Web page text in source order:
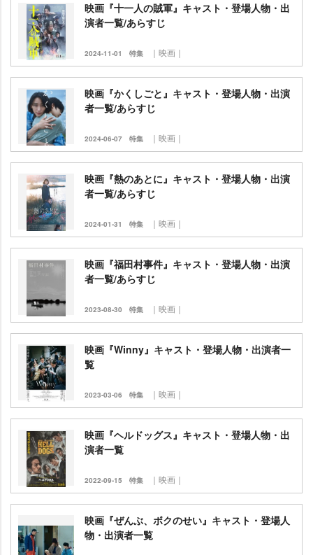
映画『十一人の賊軍』キャスト・登場人物・出
演者一覧/あらすじ
2024-11-01 特集 ｜映画｜
映画『かくしごと』キャスト・登場人物・出演
者一覧/あらすじ
2024-06-07 特集 ｜映画｜
映画『熱のあとに』キャスト・登場人物・出演
者一覧/あらすじ
2024-01-31 特集 ｜映画｜
映画『福田村事件』キャスト・登場人物・出演
者一覧/あらすじ
2023-08-30 特集 ｜映画｜
映画『Winny』キャスト・登場人物・出演者一
覧
2023-03-06 特集 ｜映画｜
映画『ヘルドッグス』キャスト・登場人物・出
演者一覧
2022-09-15 特集 ｜映画｜
映画『ぜんぶ、ボクのせい』キャスト・登場人
物・出演者一覧